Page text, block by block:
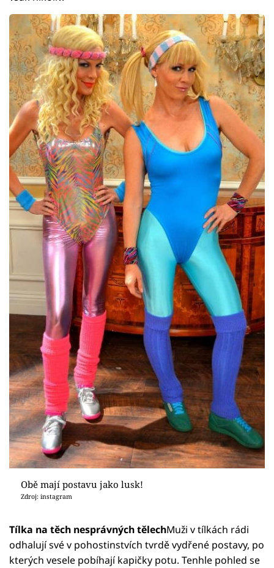
Obě mají postavu jako lusk!
Zdroj: instagram
Tílka na těch nesprávných tělechMuži v tílkách rádi
odhalují své v pohostinstvích tvrdě vydřené postavy, po
kterých vesele pobíhají kapičky potu. Tenhle pohled se